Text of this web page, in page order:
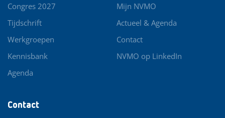
Contact
Congres 2027
Tijdschrift
Werkgroepen
Kennisbank
Agenda
Mijn NVMO
Actueel & Agenda
Contact
NVMO op LinkedIn